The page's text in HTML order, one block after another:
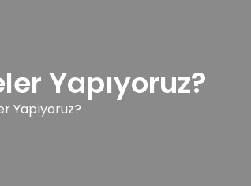
Yapıyoruz?
Yapıyoruz?